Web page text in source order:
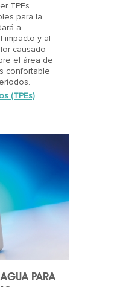
TPEs
para la
a
impacto y al
causado
el área de
confortable
(TPEs)
PARA